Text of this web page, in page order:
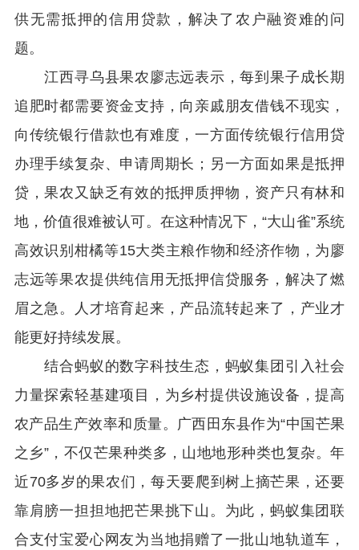
供无需抵押的信用贷款，解决了农户融资难的问
题。
江西寻乌县果农廖志远表示，每到果子成长期
追肥时都需要资金支持，向亲戚朋友借钱不现实，
向传统银行借款也有难度，一方面传统银行信用贷
办理手续复杂、申请周期长；另一方面如果是抵押
贷，果农又缺乏有效的抵押质押物，资产只有林和
地，价值很难被认可。在这种情况下，“大山雀”系统
高效识别柑橘等15大类主粮作物和经济作物，为廖
志远等果农提供纯信用无抵押信贷服务，解决了燃
眉之急。人才培育起来，产品流转起来了，产业才
能更好持续发展。
结合蚂蚁的数字科技生态，蚂蚁集团引入社会
力量探索轻基建项目，为乡村提供设施设备，提高
农产品生产效率和质量。广西田东县作为“中国芒果
之乡”，不仅芒果种类多，山地地形种类也复杂。年
近70多岁的果农们，每天要爬到树上摘芒果，还要
靠肩膀一担担地把芒果挑下山。为此，蚂蚁集团联
合支付宝爱心网友为当地捐赠了一批山地轨道车，